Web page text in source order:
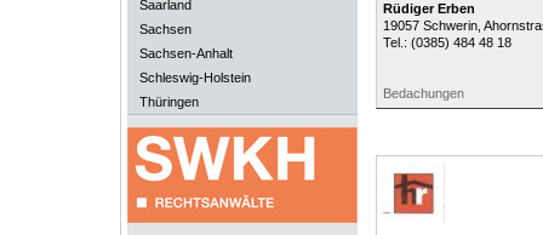
Saarland
Sachsen
Sachsen-Anhalt
Schleswig-Holstein
Thüringen
Rüdiger Erben
19057 Schwerin,
Tel.: (0385) 484 48 18
Bedachungen